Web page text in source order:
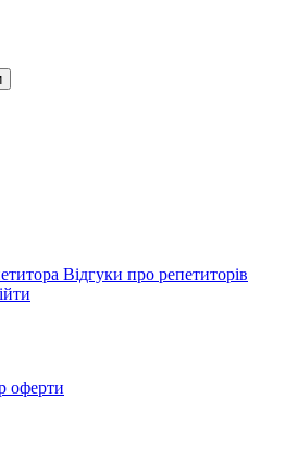
Відгуки про репетиторів
оферти